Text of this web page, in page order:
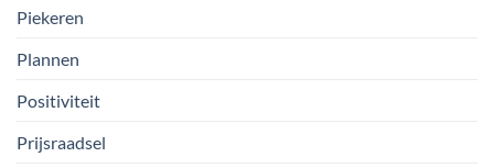
Piekeren
Plannen
Positiviteit
Prijsraadsel